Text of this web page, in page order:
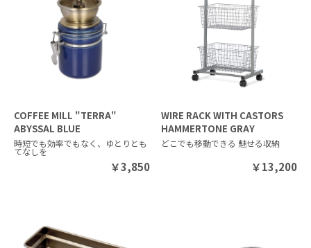
安心感のあるゴミ箱容量
下部には25Lのインナーバケツを搭載。日常使いに十分な容量を確
保しながら、ゴミ箱の装いを一切感じさせない見た目です。インナ
ーバケツは取り外し可能なため、ゴミ捨てやお手入れもスムーズ。
「METAL PRODUCTS」
COFFEE MILL "TERRA"
ABYSSAL BLUE
時短でも効率でもなく、ゆとりとも
てなしを
￥3,850
WIRE RACK WITH CASTORS
HAMMERTONE GRAY
どこでも移動できる 魅せる収納
￥13,200